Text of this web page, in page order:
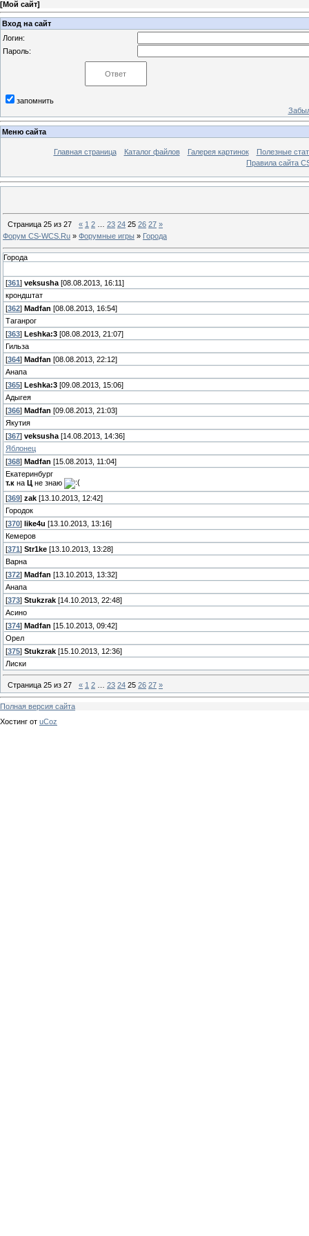
[Мой сайт]
Вход на сайт
Логин:
Пароль:
запомнить
Меню сайта
Главная страница Каталог файлов Галерея картинок
Полезные
Правила сайта
Страница 25 из 27 « 1 2 23 24 25 26 27 »
Форум CS-WCS.Ru » Форумные игры » Города
Города
[361 ] veksusha [08.08.2013, 16:11]
крондштат
[362] Madfan [08.08.2013, 16:54]
Таганрог
[363] Leshka:3 [08.08.2013, 21:07]
Гильза
[364] Madfan [08.08.2013, 22:12]
Анапа
[365] Leshka:3 [09.08.2013, 15:06]
Адыгея
[366] Madfan [09.08.2013, 21:03]
Якутия
[367] veksusha [14.08.2013, 14:36]
Яблонец
[368] Madfan [15.08.2013, 11:04]
Екатеринбург
т.к на Ц не знаю
[369] zak [13.10.2013, 12:42]
Городок
[370] like4u [13.10.2013, 13:16]
Кемеров
[371 ] Str1ke [13.10.2013, 13:28]
Варна
[372] Madfan [13.10.2013, 13:32]
Анапа
[373] Stukzrak [14.10.2013, 22:48]
Асино
[374] Madfan [15.10.2013, 09:42]
Орел
[375] Stukzrak [15.10.2013, 12:36]
Лиски
Страница 25 из 27 « 1 2 23 24 25 26 27 »
Полная версия сайта
Хостинг от uCoz